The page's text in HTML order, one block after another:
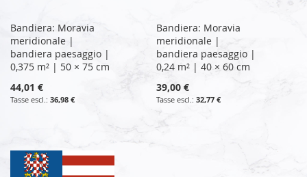
Bandiera: Moravia
meridionale |
bandiera paesaggio |
0,375 m² | 50 × 75 cm
44,01 €
36,98 €
Bandiera: Moravia
meridionale |
bandiera paesaggio |
0,24 m² | 40 × 60 cm
39,00 €
32,77 €